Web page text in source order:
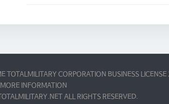
TOTALMILITARY CORPORATION BUSINESS
INFORMATION
ALL RIGHTS RESERVED.